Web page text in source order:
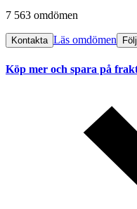
7 563 omdömen
Kontakta Läs omdömen Följ
Köp mer och spara på